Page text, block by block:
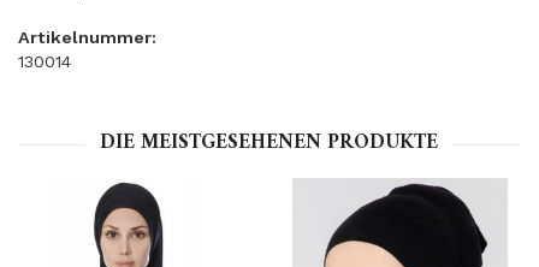
Artikelnummer:
130014
DIE MEISTGESEHENEN PRODUKTE